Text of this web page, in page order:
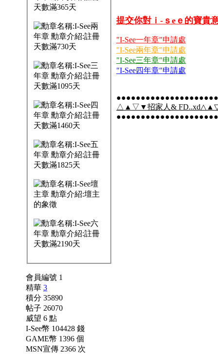
會員編號 1
精華 3
積分 35890
帖子 26070
威望 6 點
I-See幣 104428 錢
GAME幣 1396 個
MSN宣傳 2366 次
提交你對ｉ-ｓeｅ的寶貴
"I-See一年章"申請處
"I-See兩年章"申請處
"I-See三年章"申請處
"I-See四年章"申請處
△▲▽▼招家人&